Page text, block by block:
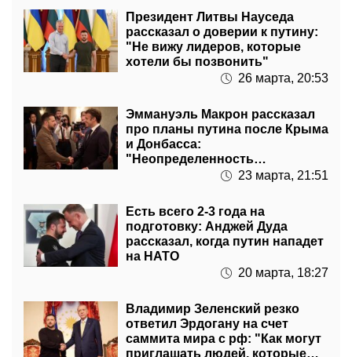
Президент Литвы Науседа
рассказал о доверии к путину:
"Не вижу лидеров, которые
хотели бы позвонить"
26 марта, 20:53
Эммануэль Макрон рассказал
про планы путина после Крыма
и Донбасса:
"Неопределенность
относительно военных целей"
23 марта, 21:51
Есть всего 2-3 года на
подготовку: Анджей Дуда
рассказал, когда путин нападет
на НАТО
20 марта, 18:27
Владимир Зеленский резко
ответил Эрдогану на счет
саммита мира с рф: "Как могут
приглашать людей, которые